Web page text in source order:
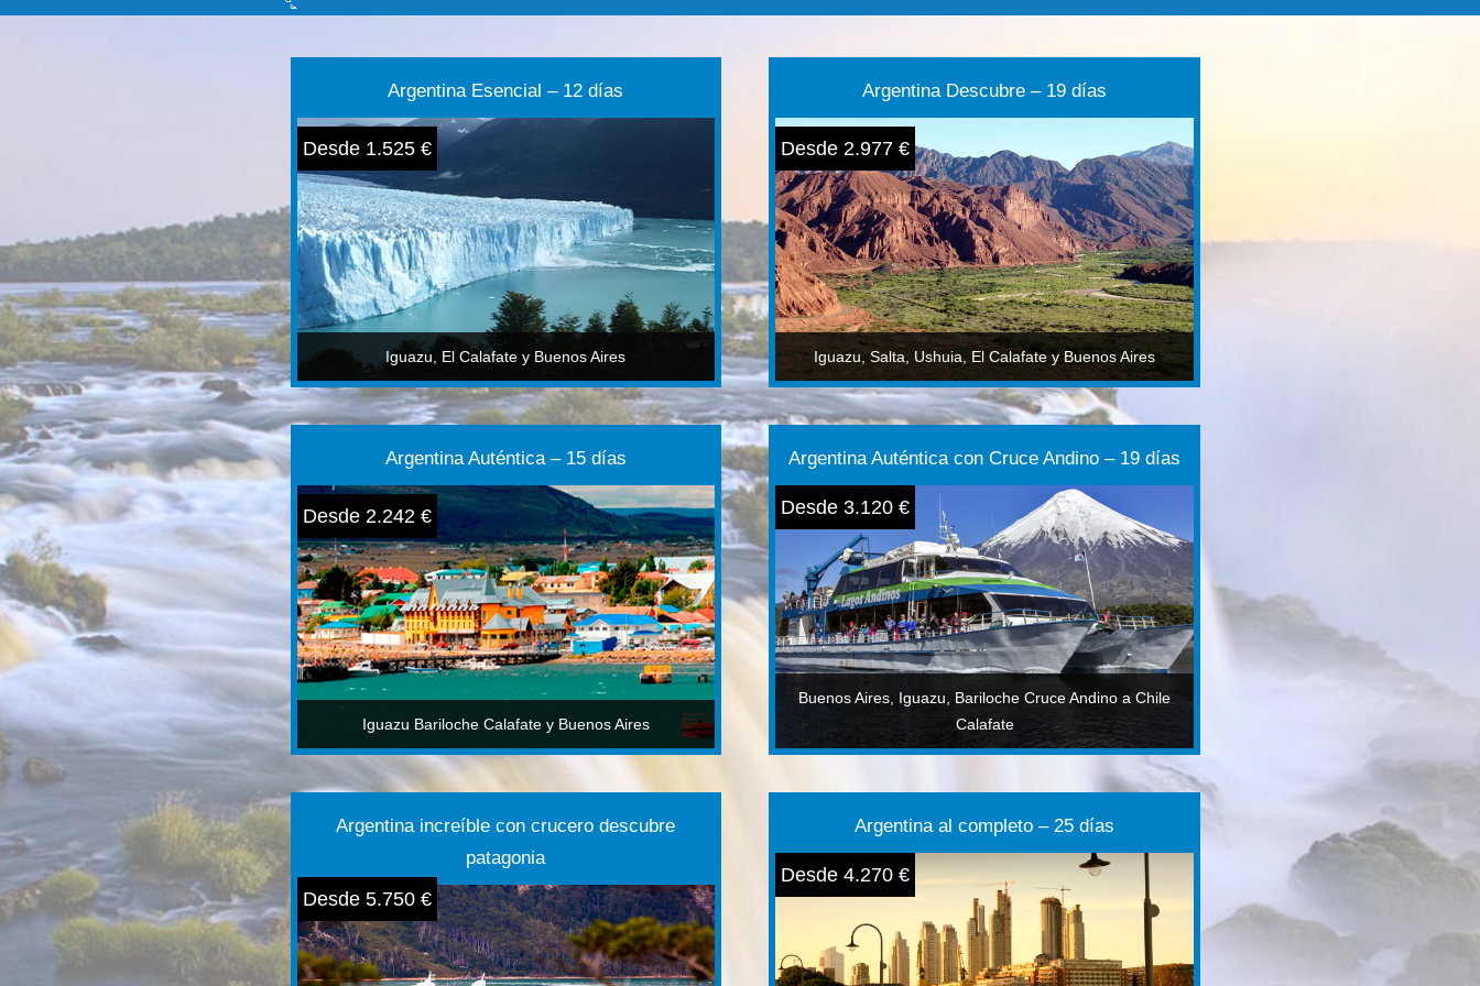
Argentina Esencial – 12 días
Desde 1.525 €
Iguazu, El Calafate y Buenos Aires
Argentina Descubre – 19 días
Desde 2.977 €
Iguazu, Salta, Ushuia, El Calafate y Buenos Aires
Argentina Auténtica – 15 días
Desde 2.242 €
Iguazu Bariloche Calafate y Buenos Aires
Argentina Auténtica con Cruce Andino – 19 días
Desde 3.120 €
Buenos Aires, Iguazu, Bariloche Cruce Andino a Chile
Calafate
Argentina increíble con crucero descubre
patagonia
Desde 5.750 €
Argentina al completo – 25 días
Desde 4.270 €